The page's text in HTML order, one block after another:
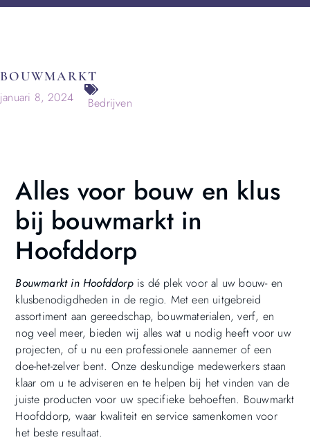
BOUWMARKT
januari 8, 2024
Bedrijven
Alles voor bouw en klus
bij bouwmarkt in
Hoofddorp
Bouwmarkt in Hoofddorpis dé plek voor al uw bouw- en
klusbenodigdheden in de regio. Met een uitgebreid
assortiment aan gereedschap, bouwmaterialen, verf, en
nog veel meer, bieden wij alles wat u nodig heeft voor uw
projecten, of u nu een professionele aannemer of een
doe-het-zelver bent. Onze deskundige medewerkers staan
klaar om u te adviseren en te helpen bij het vinden van de
juiste producten voor uw specifieke behoeften. Bouwmarkt
Hoofddorp, waar kwaliteit en service samenkomen voor
het beste resultaat.